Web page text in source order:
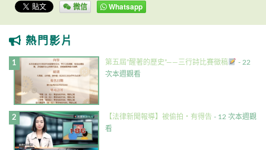
微信 Whatsapp
熱門影片
第五屆”醒著的歷史”——三行詩比賽徵稿
- 22
次本週觀看
【法律新聞報導】被偷拍・有得告 - 12 次本週觀
看